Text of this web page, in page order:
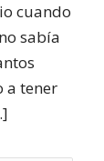
cuando
sabía
a tener